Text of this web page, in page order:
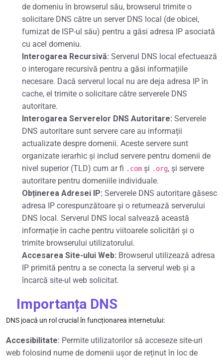
de domeniu în browserul său, browserul trimite o
solicitare DNS către un server DNS local (de obicei,
furnizat de ISP-ul său) pentru a găsi adresa IP asociată
cu acel domeniu.
Interogarea Recursivă: Serverul DNS local efectuează
o interogare recursivă pentru a găsi informațiile
necesare. Dacă serverul local nu are deja adresa IP în
cache, el trimite o solicitare către serverele DNS
autoritare.
Interogarea Serverelor DNS Autoritare: Serverele
DNS autoritare sunt servere care au informații
actualizate despre domenii. Aceste servere sunt
organizate ierarhic și includ servere pentru domenii de
nivel superior (TLD) cum ar fi .com și .org, și servere
autoritare pentru domeniile individuale.
Obținerea Adresei IP: Serverele DNS autoritare găsesc
adresa IP corespunzătoare și o returnează serverului
DNS local. Serverul DNS local salvează această
informație în cache pentru viitoarele solicitări și o
trimite browserului utilizatorului.
Accesarea Site-ului Web: Browserul utilizează adresa
IP primită pentru a se conecta la serverul web și a
încarcă site-ul web solicitat.
Importanța DNS
DNS joacă un rol crucial în funcționarea internetului:
Accesibilitate: Permite utilizatorilor să acceseze site-uri
web folosind nume de domenii ușor de reținut în loc de